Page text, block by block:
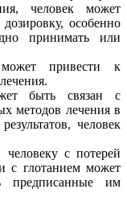
человек может
особенно
принимать или
привести к
быть связан с
методов лечения в
человек
с потерей
с глотанием может
предписанные им